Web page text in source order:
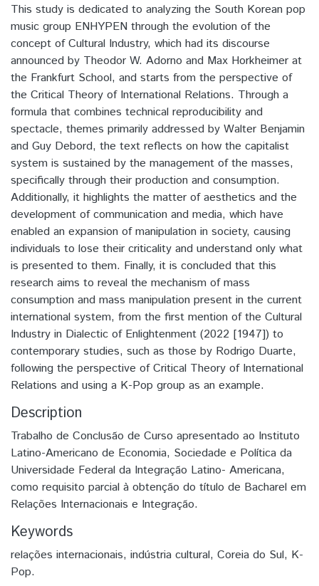
This study is dedicated to analyzing the South Korean pop
music group ENHYPEN through the evolution of the
concept of Cultural Industry, which had its discourse
announced by Theodor W. Adorno and Max Horkheimer at
the Frankfurt School, and starts from the perspective of
the Critical Theory of International Relations. Through a
formula that combines technical reproducibility and
spectacle, themes primarily addressed by Walter Benjamin
and Guy Debord, the text reflects on how the capitalist
system is sustained by the management of the masses,
specifically through their production and consumption.
Additionally, it highlights the matter of aesthetics and the
development of communication and media, which have
enabled an expansion of manipulation in society, causing
individuals to lose their criticality and understand only what
is presented to them. Finally, it is concluded that this
research aims to reveal the mechanism of mass
consumption and mass manipulation present in the current
international system, from the first mention of the Cultural
Industry in Dialectic of Enlightenment (2022 [1947]) to
contemporary studies, such as those by Rodrigo Duarte,
following the perspective of Critical Theory of International
Relations and using a K-Pop group as an example.
Description
Trabalho de Conclusão de Curso apresentado ao Instituto
Latino-Americano de Economia, Sociedade e Política da
Universidade Federal da Integração Latino- Americana,
como requisito parcial à obtenção do título de Bacharel em
Relações Internacionais e Integração.
Keywords
relações internacionais, indústria cultural, Coreia do Sul, K-
Pop.